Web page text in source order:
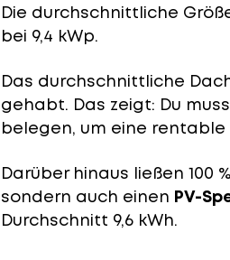
Die durchschnittliche
bei 9,4 kWp.
Das durchschnittliche
gehabt. Das zeigt: Du
belegen, um eine
Darüber hinaus ließen 100
sondern auch einen PV-
Durchschnitt 9,6 kWh.